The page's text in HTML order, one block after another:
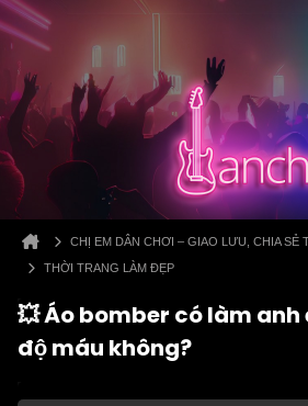
CHỊ EM DÂN CHƠI – GIAO LƯU, CHIA SẺ
THỜI TRANG LÀM ĐẸP
💥 Áo bomber có làm
độ máu không?